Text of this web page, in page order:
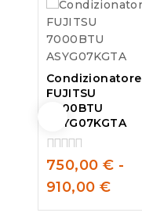
Condizionatore
FUJITSU
7000BTU
ASYG07KGTA
0
out
of
5
750,00 € -
910,00 €